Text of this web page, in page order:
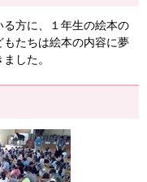
方に、１年生の絵本の
たちは絵本の内容に夢
した。